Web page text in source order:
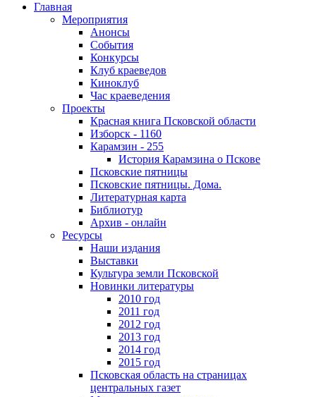
Главная
Мероприятия
Анонсы
События
Конкурсы
Клуб краеведов
Киноклуб
Час краеведения
Проекты
Красная книга Псковской области
Изборск - 1160
Карамзин - 255
История Карамзина о Пскове
Псковские пятницы
Псковские пятницы. Дома.
Литературная карта
Библиотур
Архив - онлайн
Ресурсы
Наши издания
Выставки
Культура земли Псковской
Новинки литературы
2010 год
2011 год
2012 год
2013 год
2014 год
2015 год
Псковская область на страницах
центральных газет